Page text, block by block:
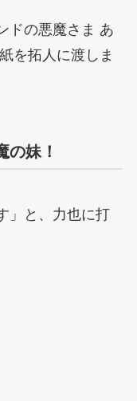
ドの悪魔さま あ
を拓人に渡しま
の妹！
」と、力也に打